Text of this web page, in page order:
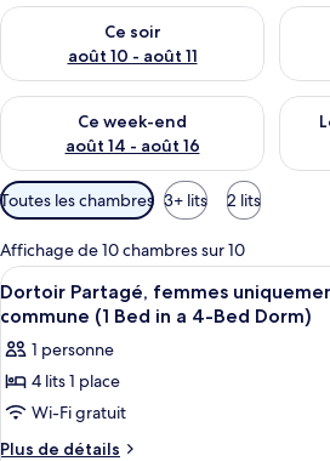
Ce soir
août 10 - août 11
Vérifier la disponibilité pour ce soir
Ce week-end
août 14 - août 16
Vérifier la disponibilité pour ce week-
Filtres
disponibles
pour
les
chambres
Toutes les chambres 3+ lits 2 lits
Affichage de 10 chambres sur 10
Afficher
toutes
les
photos
pour
ce
type
Une
5
Dortoir Partagé, femmes
commune (1 Bed in a 4-Bed Dorm)
1 personne
4 lits 1 place
Wi-Fi gratuit
Plus de détails
Plus